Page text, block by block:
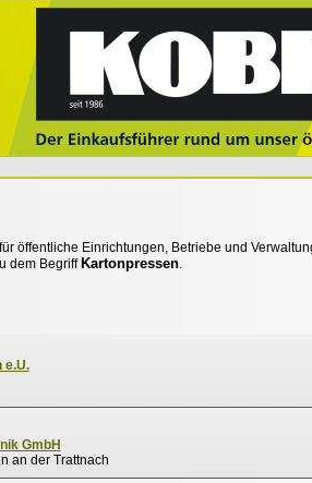
öffentliche Einrichtungen, Betriebe und
dem Begriff Kartonpressen.
e.U.
GmbH
an der Trattnach